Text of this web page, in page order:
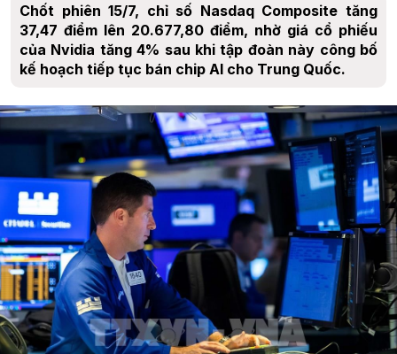
Chốt phiên 15/7, chỉ số Nasdaq Composite tăng
37,47 điểm lên 20.677,80 điểm, nhờ giá cổ phiếu
của Nvidia tăng 4% sau khi tập đoàn này công bố
kế hoạch tiếp tục bán chip AI cho Trung Quốc.